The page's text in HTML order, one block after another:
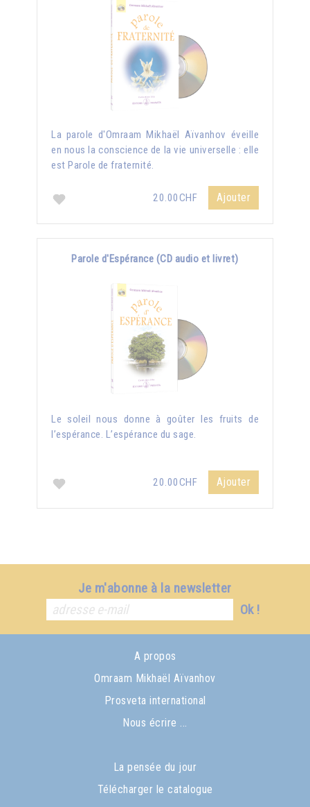
La parole d'Omraam Mikhaël Aïvanhov éveille
en nous la conscience de la vie universelle : elle
est Parole de fraternité.
20.00CHF Ajouter
Parole d'Espérance (CD audio et livret)
Le soleil nous donne à goûter les fruits de
l’espérance. L’espérance du sage.
20.00CHF Ajouter
Je m'abonne à la newsletter
Ok !
A propos
Omraam Mikhaël Aïvanhov
Prosveta international
Nous écrire ...
La pensée du jour
Télécharger le catalogue